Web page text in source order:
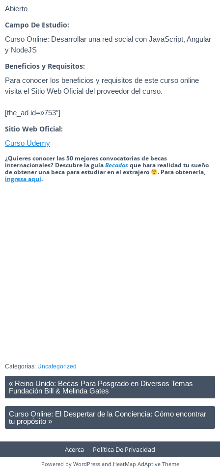
Abierto
Campo De Estudio:
Curso Online: Desarrollar una red social con JavaScript, Angular
y NodeJS
Beneficios y Requisitos:
Para conocer los beneficios y requisitos de este curso online
visita el Sitio Web Oficial del proveedor del curso.
[the_ad id=»753″]
Sitio Web Oficial:
Curso Udemy
¿Quieres conocer las 50 mejores convocatorias de becas
internacionales? Descubre la guíaBecadosque hara realidad tu sueño
de obtener una beca para estudiar en el extrajero
. Para obtenerla,
ingresa aquí.
Categorías: Uncategorized
« Reino Unido: Becas Para Posgrado en Diversos Temas
Fundación Bill & Melinda Gates
Curso Online: El Despertar de la Conciencia: Cómo encontrar
tu propósito »
Acerca Política De Privacidad
Powered by WordPressand HeatMap AdAptive Theme